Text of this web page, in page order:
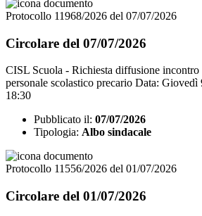
Protocollo 11968/2026 del 07/07/2026
Circolare del 07/07/2026
CISL Scuola - Richiesta diffusione
personale scolastico precario Data:
18:30
Pubblicato il: 07/07/2026
Tipologia: Albo sindacale
Protocollo 11556/2026 del 01/07/2026
Circolare del 01/07/2026